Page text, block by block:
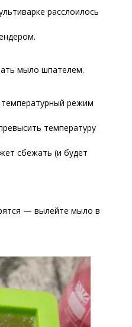
расслоилось
мыло шпателем.
режим
температуру
сбежать (и будет
— вылейте мыло в